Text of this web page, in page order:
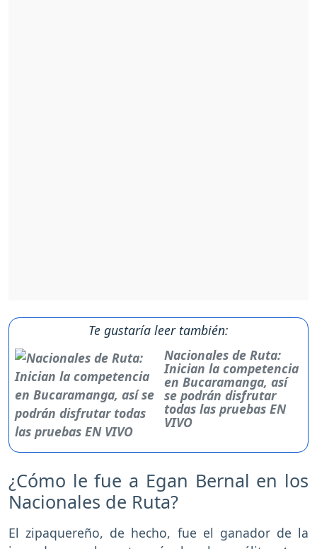
Te gustaría leer también:
Nacionales de Ruta:
Inician la competencia
en Bucaramanga, así
se podrán disfrutar
todas las pruebas EN
VIVO
¿Cómo le fue a Egan Bernal en los
Nacionales de Ruta?
El zipaquereño, de hecho, fue el ganador de la